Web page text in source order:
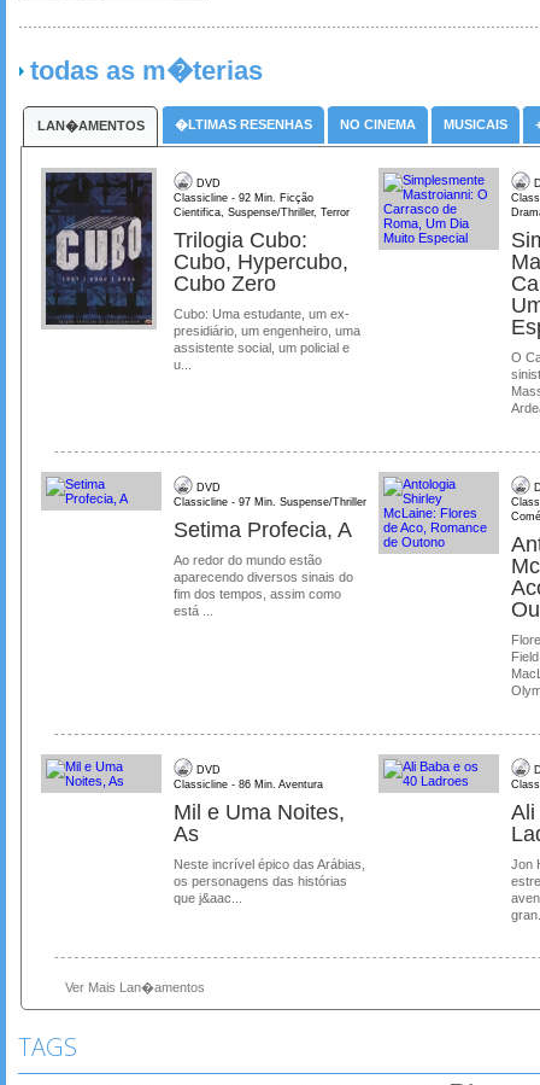
todas as m�terias
LAN�AMENTOS �LTIMAS RESENHAS NO CINEMA MUSICAIS
DVD
Classicline - 92 Min. Ficção
Cientifica, Suspense/Thriller, Terror
Trilogia Cubo:
Cubo, Hypercubo,
Cubo Zero
Cubo: Uma estudante, um ex-
presidiário, um engenheiro, uma
assistente social, um policial e
u...
O
DVD
Classicline - 97 Min. Suspense/Thriller
Setima Profecia, A
Ao redor do mundo estão
aparecendo diversos sinais do
fim dos tempos, assim como
está ...
DVD
Classicline - 86 Min. Aventura
Mil e Uma Noites,
As
Neste incrível épico das Arábias,
os personagens das histórias
que j&aac...
Ali
Jon
Ver Mais Lan�amentos
TAGS